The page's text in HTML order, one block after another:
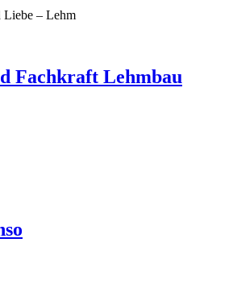
– Lehm
Fachkraft Lehmbau